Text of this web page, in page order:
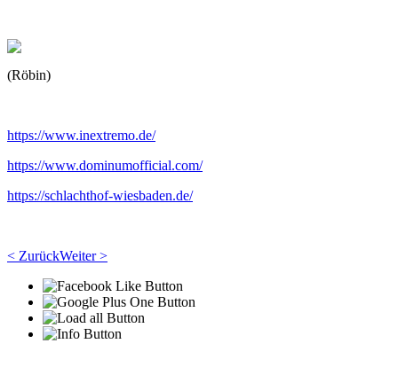
(Röbin)
https://www.inextremo.de/
https://www.dominumofficial.com/
https://schlachthof-wiesbaden.de/
< ZurückWeiter >